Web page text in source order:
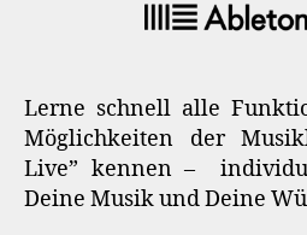
Lerne schnell alle
Möglichkeiten der
Live” kennen –
Deine Musik und Deine